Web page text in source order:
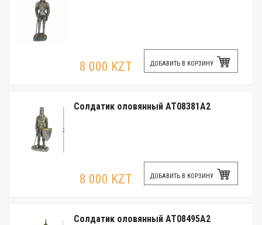
8 000 KZT ДОБАВИТЬ В КОРЗИНУ
Солдатик оловянный AT08381A2
8 000 KZT ДОБАВИТЬ В КОРЗИНУ
Солдатик оловянный AT08495A2